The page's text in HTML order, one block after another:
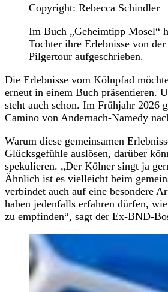
Copyright: Rebecca Schindler
Im Buch „Geheimtipp Mosel“
Tochter ihre Erlebnisse von der
Pilgertour aufgeschrieben.
Die Erlebnisse vom Kölnpfad
erneut in einem Buch präsentieren.
steht auch schon. Im Frühjahr 2026
Camino von Andernach-Namedy
Warum diese gemeinsamen
Glücksgefühle auslösen, darüber
spekulieren. „Der Kölner singt ja
Ähnlich ist es vielleicht beim
verbindet auch auf eine besondere
haben jedenfalls erfahren dürfen,
zu empfinden“, sagt der Ex-BND-